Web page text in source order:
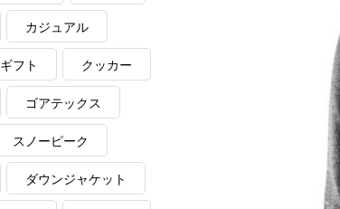
カジュアル
ギフト クッカー
ゴアテックス
スノーピーク
ダウンジャケット